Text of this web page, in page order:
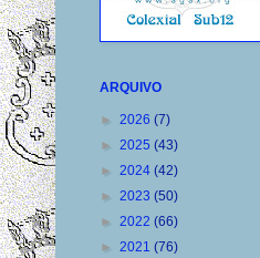
ARQUIVO
► 2026 (7)
► 2025 (43)
► 2024 (42)
► 2023 (50)
► 2022 (66)
► 2021 (76)